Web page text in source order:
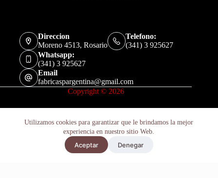
Utilizamos cookies para garantizar que le brindamos la mejor
experiencia en nuestro sitio Web.
Aceptar Denegar
Direccion
Moreno 4513, Rosario
Telefono:
(341) 3 925627
Whatsapp:
(341) 3 925627
Email
fabricaspargentina@gmail.com
Copyright © 2026